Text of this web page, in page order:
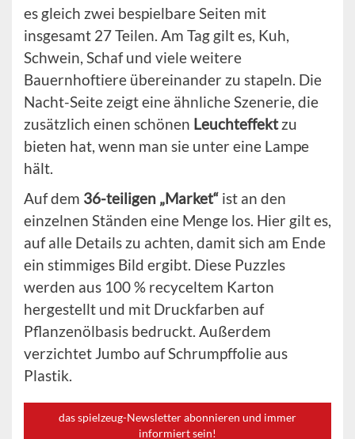
es gleich zwei bespielbare Seiten mit
insgesamt 27 Teilen. Am Tag gilt es, Kuh,
Schwein, Schaf und viele weitere
Bauernhoftiere übereinander zu stapeln. Die
Nacht-Seite zeigt eine ähnliche Szenerie, die
zusätzlich einen schönen Leuchteffektzu
bieten hat, wenn man sie unter eine Lampe
hält.
Auf dem 36-teiligen „Market“ ist an den
einzelnen Ständen eine Menge los. Hier gilt es,
auf alle Details zu achten, damit sich am Ende
ein stimmiges Bild ergibt. Diese Puzzles
werden aus 100 % recyceltem Karton
hergestellt und mit Druckfarben auf
Pflanzenölbasis bedruckt. Außerdem
verzichtet Jumbo auf Schrumpffolie aus
Plastik.
das spielzeug-Newsletter abonnieren und immer
informiert sein!